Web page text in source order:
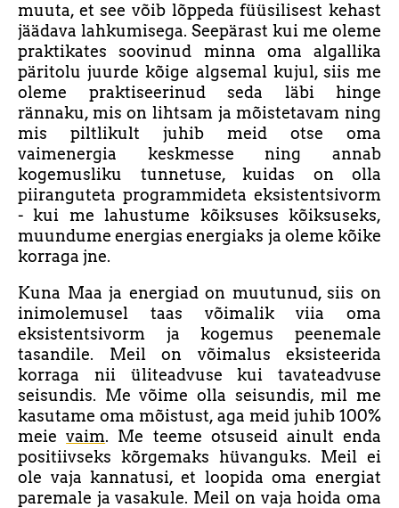
muuta, et see võib lõppeda füüsilisest kehast
jäädava lahkumisega. Seepärast kui me oleme
praktikates soovinud minna oma algallika
päritolu juurde kõige algsemal kujul, siis me
oleme praktiseerinud seda läbi hinge
rännaku, mis on lihtsam ja mõistetavam ning
mis piltlikult juhib meid otse oma
vaimenergia keskmesse ning annab
kogemusliku tunnetuse, kuidas on olla
piiranguteta programmideta eksistentsivorm
- kui me lahustume kõiksuses kõiksuseks,
muundume energias energiaks ja oleme kõike
korraga jne.
Kuna Maa ja energiad on muutunud, siis on
inimolemusel taas võimalik viia oma
eksistentsivorm ja kogemus peenemale
tasandile. Meil on võimalus eksisteerida
korraga nii üliteadvuse kui tavateadvuse
seisundis. Me võime olla seisundis, mil me
kasutame oma mõistust, aga meid juhib 100%
meievaim. Me teeme otsuseid ainult enda
positiivseks kõrgemaks hüvanguks. Meil ei
ole vaja kannatusi, et loopida oma energiat
paremale ja vasakule. Meil on vaja hoida oma